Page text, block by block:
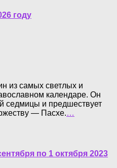
году
из самых светлых и
календаре. Он
седмицы и предшествует
— Пасхе.…
по 1 октября 2023